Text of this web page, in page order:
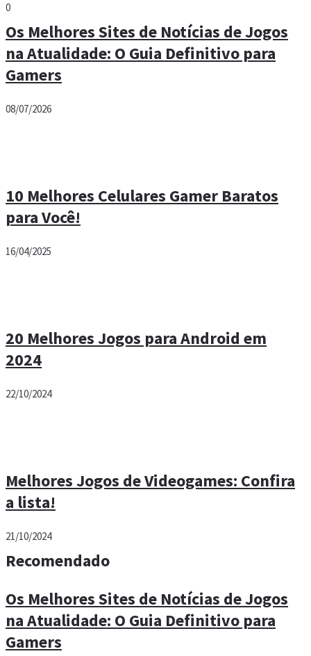
0
Os Melhores Sites de Notícias de Jogos
na Atualidade: O Guia Definitivo para
Gamers
08/07/2026
10 Melhores Celulares Gamer Baratos
para Você!
16/04/2025
20 Melhores Jogos para Android em
2024
22/10/2024
Melhores Jogos de Videogames: Confira
a lista!
21/10/2024
Recomendado
Os Melhores Sites de Notícias de Jogos
na Atualidade: O Guia Definitivo para
Gamers